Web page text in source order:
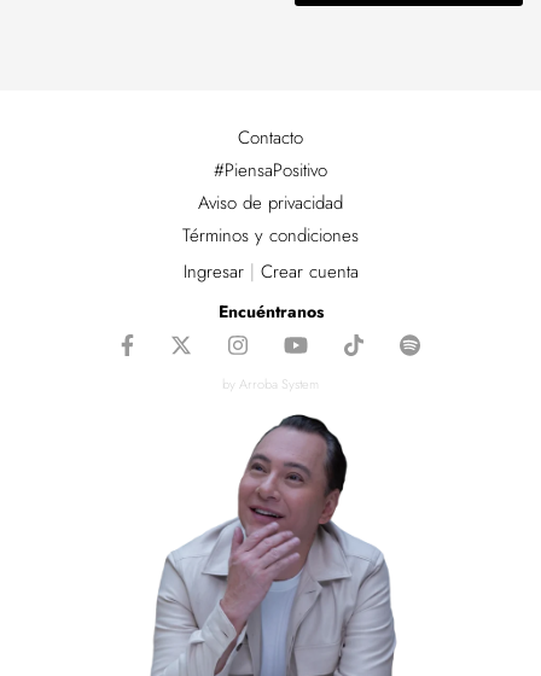
Contacto
#PiensaPositivo
Aviso de privacidad
Términos y condiciones
Ingresar| Crear cuenta
Encuéntranos
by Arroba System